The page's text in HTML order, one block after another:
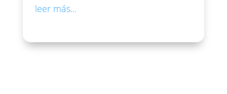
leer más...